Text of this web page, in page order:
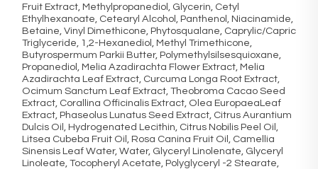
Fruit Extract, Methylpropanediol, Glycerin, Cetyl
Ethylhexanoate, Cetearyl Alcohol, Panthenol, Niacinamide,
Betaine, Vinyl Dimethicone, Phytosqualane, Caprylic/Capric
Triglyceride, 1,2-Hexanediol, Methyl Trimethicone,
Butyrospermum Parkii Butter, Polymethylsilsesquioxane,
Propanediol, Melia Azadirachta Flower Extract, Melia
Azadirachta Leaf Extract, Curcuma Longa Root Extract,
Ocimum Sanctum Leaf Extract, Theobroma Cacao Seed
Extract, Corallina Officinalis Extract, Olea EuropaeaLeaf
Extract, Phaseolus Lunatus Seed Extract, Citrus Aurantium
Dulcis Oil, Hydrogenated Lecithin, Citrus Nobilis Peel Oil,
Litsea Cubeba Fruit Oil, Rosa Canina Fruit Oil, Camellia
Sinensis Leaf Water, Water, Glyceryl Linolenate, Glyceryl
Linoleate, Tocopheryl Acetate, Polyglyceryl -2 Stearate,